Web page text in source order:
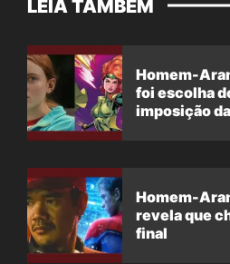
LEIA TAMBÉM
Homem-
foi escolha
imposição
Homem-
revela que
final